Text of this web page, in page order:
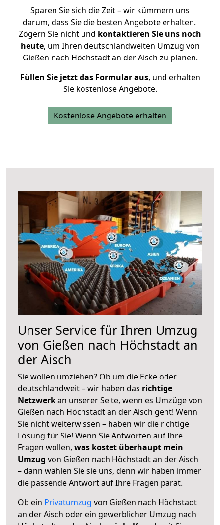
Sparen Sie sich die Zeit – wir kümmern uns
darum, dass Sie die besten Angebote erhalten.
Zögern Sie nicht und kontaktieren Sie uns noch
heute, um Ihren deutschlandweiten Umzug von
Gießen nach Höchstadt an der Aisch zu planen.
Füllen Sie jetzt das Formular aus, und erhalten
Sie kostenlose Angebote.
Kostenlose Angebote erhalten
Unser Service für Ihren Umzug
von Gießen nach Höchstadt an
der Aisch
Sie wollen umziehen? Ob um die Ecke oder
deutschlandweit – wir haben das richtige
Netzwerkan unserer Seite, wenn es Umzüge von
Gießen nach Höchstadt an der Aisch geht! Wenn
Sie nicht weiterwissen – haben wir die richtige
Lösung für Sie! Wenn Sie Antworten auf Ihre
Fragen wollen, was kostet überhaupt mein
Umzug von Gießen nach Höchstadt an der Aisch
– dann wählen Sie sie uns, denn wir haben immer
die passende Antwort auf Ihre Fragen parat.
Ob ein Privatumzug von Gießen nach Höchstadt
an der Aisch oder ein gewerblicher Umzug nach